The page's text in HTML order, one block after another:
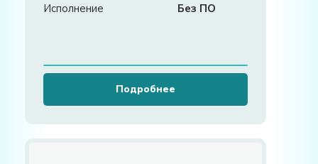
Исполнение Без ПО
Подробнее